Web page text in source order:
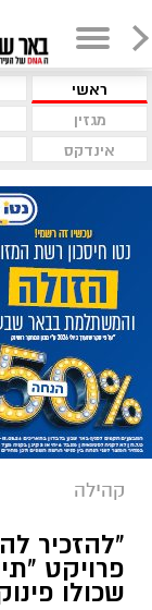
ראשי
מגזין
אינדקס
קהילה
"להזכיר
פרויקט
שכולו